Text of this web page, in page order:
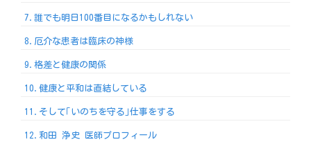
7.誰でも明日100番目になるかもしれない
8.厄介な患者は臨床の神様
9.格差と健康の関係
10.健康と平和は直結している
11.そして｢いのちを守る｣仕事をする
12.和田 浄史 医師プロフィール